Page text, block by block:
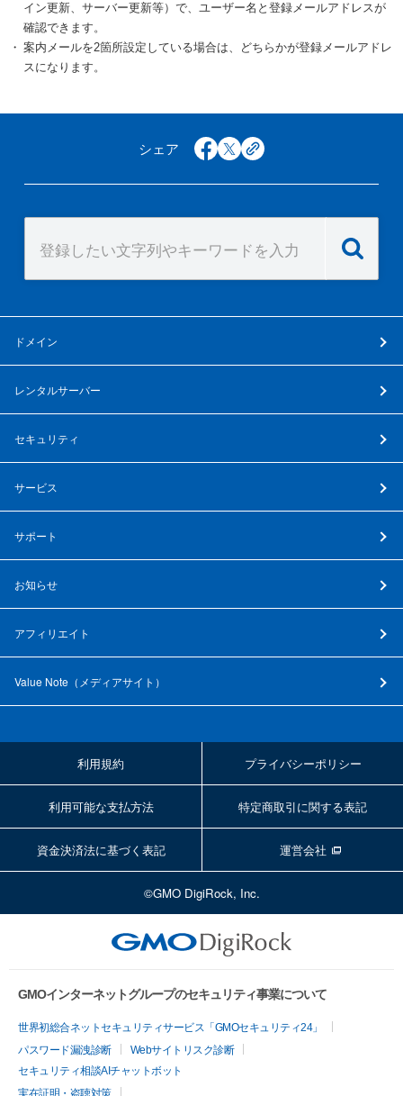
イン更新、サーバー更新等）で、ユーザー名と登録メールアドレスが
確認できます。
案内メールを2箇所設定している場合は、どちらかが登録メールアドレ
スになります。
シェア facebook
x copy
ドメイン
レンタルサーバー
セキュリティ
サービス
サポート
お知らせ
アフィリエイト
Value Note（ メディアサイト ）
利用規約 プライバシーポリシー
利用可能な支払方法 特定商取引に関する表記
資金決済法に基づく表記 運営会社
©GMO DigiRock, Inc.
GMOインターネットグループのセキュリティ事業について
世界初総合ネットセキュリティサービス「GMOセキュリティ24」
パスワード漏洩診断
Webサイトリスク診断
セキュリティ相談AIチャットボット
実在証明・盗聴対策